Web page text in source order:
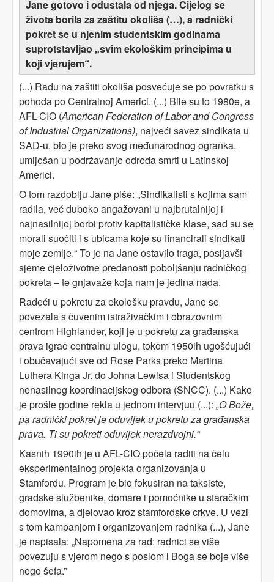
Jane gotovo i odustala od njega. Cijelog se
života borila za zaštitu okoliša (…), a radnički
pokret se u njenim studentskim godinama
suprotstavljao „svim ekološkim principima u
koji vjerujem“.
(...) Radu na zaštiti okoliša posvećuje se po povratku s
pohoda po Centralnoj Americi. (...) Bile su to 1980e, a
AFL-CIO (American Federation of Labor and Congress
of Industrial Organizations), najveći savez sindikata u
SAD-u, bio je preko svog međunarodnog ogranka,
umiješan u podržavanje odreda smrti u Latinskoj
Americi.
O tom razdoblju Jane piše: „Sindikalisti s kojima sam
radila, već duboko angažovani u najbrutalnijoj i
najnasilnijoj borbi protiv kapitalističke klase, sad su se
morali suočiti i s ubicama koje su financirali sindikati
moje zemlje.“ To je na Jane ostavilo traga, posijavši
sjeme cjeloživotne predanosti poboljšanju radničkog
pokreta – te gnjavaže koja nam je jedina nada.
Radeći u pokretu za ekološku pravdu, Jane se
povezala s čuvenim istraživačkim i obrazovnim
centrom Highlander, koji je u pokretu za građanska
prava igrao centralnu ulogu, tokom 1950ih ugošćujući
i obučavajući sve od Rose Parks preko Martina
Luthera Kinga Jr. do Johna Lewisa i Studentskog
nenasilnog koordinacijskog odbora (SNCC). (...) Kako
je prošle godine rekla u jednom intervjuu (...): „O Bože,
pa radnički pokret je oduvijek u pokretu za građanska
prava. Ti su pokreti oduvijek nerazdvojni.“
Kasnih 1990ih je u AFL-CIO počela raditi na čelu
eksperimentalnog projekta organizovanja u
Stamfordu. Program je bio fokusiran na taksiste,
gradske službenike, domare i pomoćnike u staračkim
domovima, a djelovao kroz stamfordske crkve. U vezi
s tom kampanjom i organizovanjem radnika (...), Jane
je napisala: „Napomena za rad: radnici se više
povezuju s vjerom nego s poslom i Boga se boje više
nego šefa.”